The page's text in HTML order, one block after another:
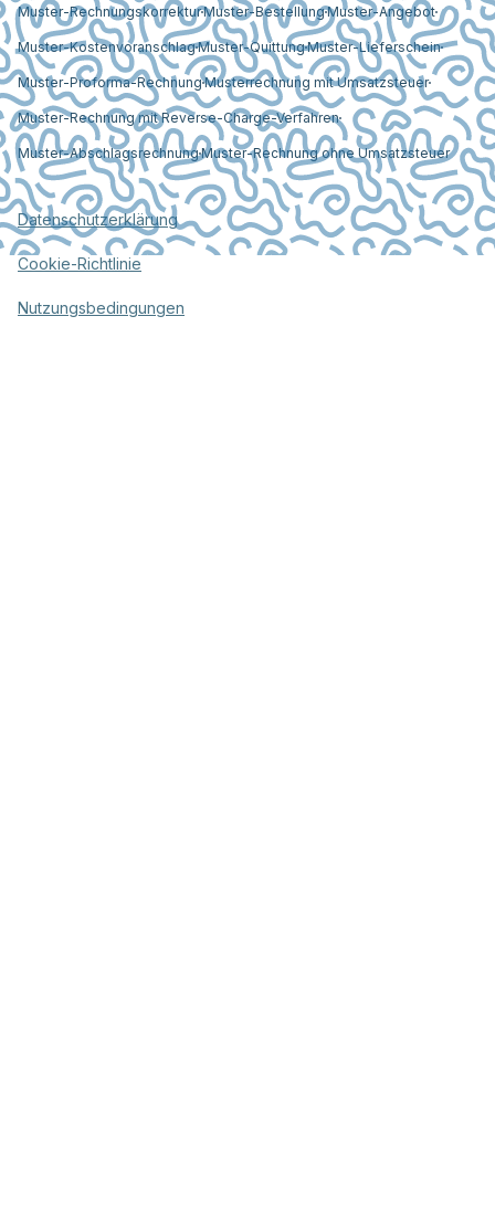
Muster-RechnungskorrekturMuster-BestellungMuster-Angebot
Muster-KostenvoranschlagMuster-QuittungMuster-Lieferschein
Muster-Proforma-RechnungMusterrechnung mit Umsatzsteuer
Muster-Rechnung mit Reverse-Charge-Verfahren
Muster-AbschlagsrechnungMuster-Rechnung ohne Umsatzsteuer
Datenschutzerklärung
Cookie-Richtlinie
Nutzungsbedingungen